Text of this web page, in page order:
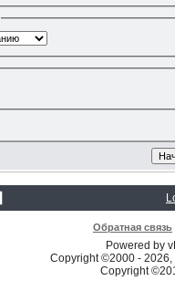
Обратная связь
Powered by
Copyright ©2000 -
Copyright